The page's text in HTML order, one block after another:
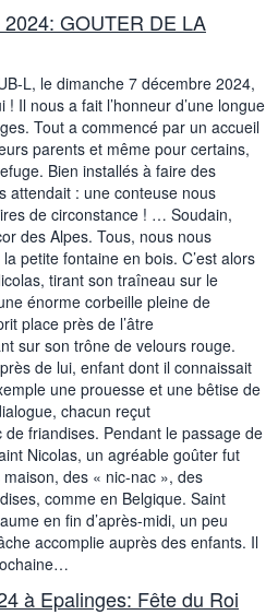
GOUTER DE LA
L, le dimanche 7 décembre 2024,
! Il nous a fait l’honneur d’une longue
Tout a commencé par un accueil
parents et même pour certains,
Bien installés à faire des
attendait : une conteuse nous
de circonstance ! … Soudain,
des Alpes. Tous, nous nous
petite fontaine en bois. C’est alors
tirant son traîneau sur le
énorme corbeille pleine de
place près de l’âtre
sur son trône de velours rouge.
de lui, enfant dont il connaissait
une prouesse et une bêtise de
chacun reçut
friandises. Pendant le passage de
Nicolas, un agréable goûter fut
des « nic-nac », des
comme en Belgique. Saint
en fin d’après-midi, un peu
accomplie auprès des enfants. Il
à Epalinges: Fête du Roi